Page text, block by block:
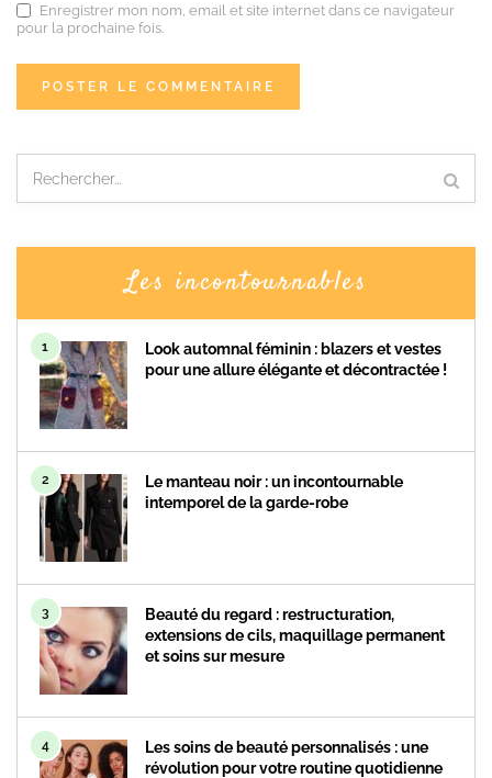
Enregistrer mon nom, email et site internet dans ce navigateur
pour la prochaine fois.
Les incontournables
1
Look automnal féminin : blazers et vestes
pour une allure élégante et décontractée !
2
Le manteau noir : un incontournable
intemporel de la garde-robe
3
Beauté du regard : restructuration,
extensions de cils, maquillage permanent
et soins sur mesure
4
Les soins de beauté personnalisés : une
révolution pour votre routine quotidienne